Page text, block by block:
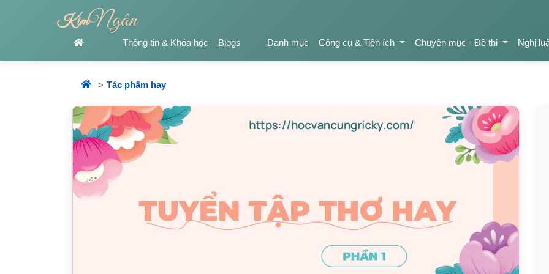
KimNgân
Thông tin & Khóa học Blogs Danh mục Công cụ & Tiện ích Chuyên mục - Đề thi Nghị
Tác phẩm hay